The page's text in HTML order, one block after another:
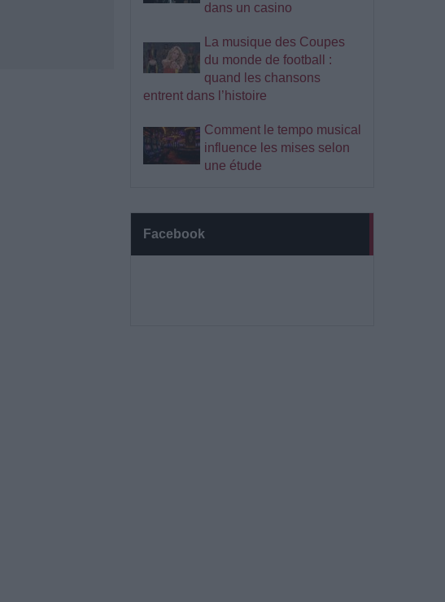
dans un casino
La musique des Coupes
du monde de football :
quand les chansons
entrent dans l’histoire
Comment le tempo musical
influence les mises selon
une étude
Facebook